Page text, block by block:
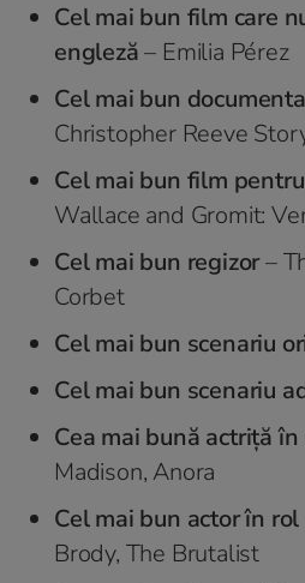
Cel mai bun film care
engleză– Emilia Pérez
Cel mai bun
Christopher Reeve
Cel mai bun film
Wallace and Gromit:
Cel mai bun regizor–
Corbet
Cel mai bun scenariu
Cel mai bun scenariu
Cea mai bună actriţă
Madison, Anora
Cel mai bun actor în
Brody, The Brutalist